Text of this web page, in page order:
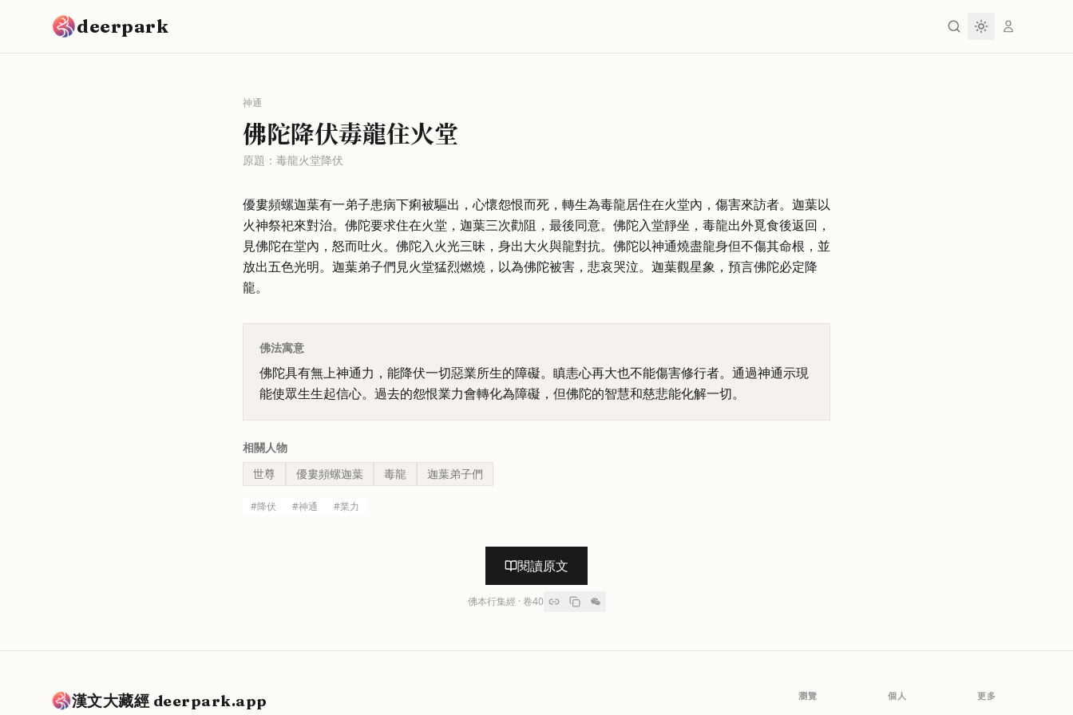
deerpark
神通
佛陀降伏毒龍住火堂
原題： 毒龍火堂降伏
優婁頻螺迦葉有一弟子患病下痢被驅出，心懷怨恨而死，轉生為毒龍居住在火堂內，傷害來訪者。迦葉以
火神祭祀來對治。佛陀要求住在火堂，迦葉三次勸阻，最後同意。佛陀入堂靜坐，毒龍出外覓食後返回，
見佛陀在堂內，怒而吐火。佛陀入火光三昧，身出大火與龍對抗。佛陀以神通燒盡龍身但不傷其命根，並
放出五色光明。迦葉弟子們見火堂猛烈燃燒，以為佛陀被害，悲哀哭泣。迦葉觀星象，預言佛陀必定降
龍。
佛法寓意
佛陀具有無上神通力，能降伏一切惡業所生的障礙。瞋恚心再大也不能傷害修行者。通過神通示現
能使眾生生起信心。過去的怨恨業力會轉化為障礙，但佛陀的智慧和慈悲能化解一切。
相關人物
世尊
優婁頻螺迦葉 毒龍 迦葉弟子們
#降伏 #神通 #業力
閱讀原文
佛本行集經 · 卷40
漢文大藏經 deerpark.app 瀏覽 個人 更多